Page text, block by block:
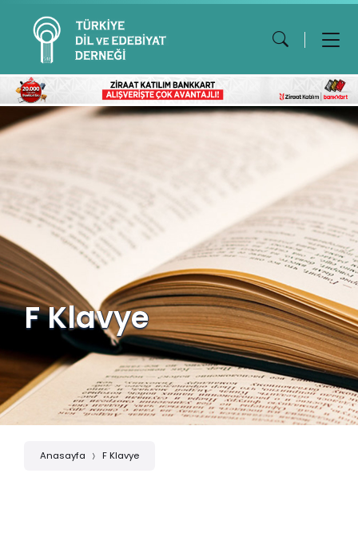
F Klavye
Anasayfa F Klavye